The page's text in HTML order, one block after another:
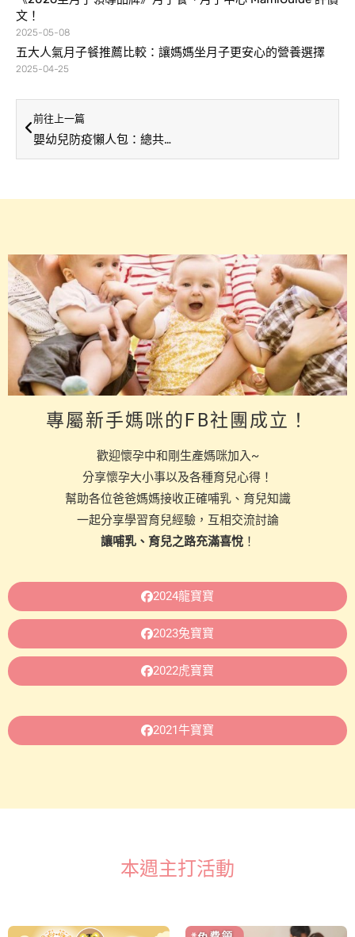
文！
2025-05-08
五大人氣月子餐推薦比較：讓媽媽坐月子更安心的營養選擇
2025-04-25
前往上一篇
嬰幼兒防疫懶人包：總共十個重點一次告訴你！
專屬新手媽咪的FB社團成立！
歡迎懷孕中和剛生產媽咪加入~
分享懷孕大小事以及各種育兒心得！
幫助各位爸爸媽媽接收正確哺乳、育兒知識
一起分享學習育兒經驗，互相交流討論
讓哺乳、育兒之路充滿喜悅！
2024龍寶寶
2023兔寶寶
2022虎寶寶
2021牛寶寶
本週主打活動